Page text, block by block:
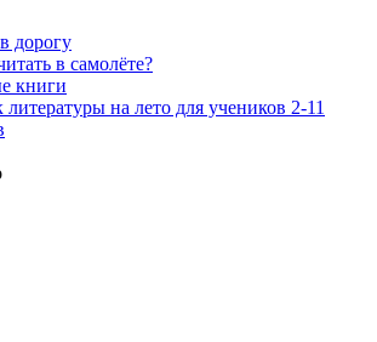
дорогу
в самолёте?
книги
литературы на лето для учеников 2-11